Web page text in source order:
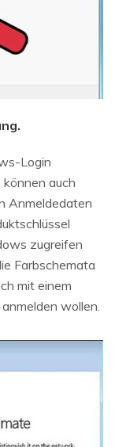
Login
auch
Anmeldedaten
zugreifen
Farbschemata
mit einem
wollen.